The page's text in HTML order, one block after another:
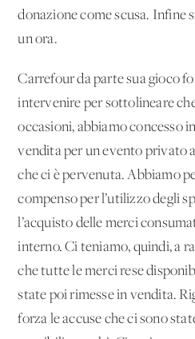
donazione come scusa. Infine
un ora.
Carrefour da parte sua gioco
intervenire per sottolineare
occasioni, abbiamo concesso
vendita per un evento privato
che ci è pervenuta. Abbiamo
compenso per l’utilizzo degli
l’acquisto delle merci
interno. Ci teniamo, quindi, a
che tutte le merci rese
state poi rimesse in vendita.
forza le accuse che ci sono